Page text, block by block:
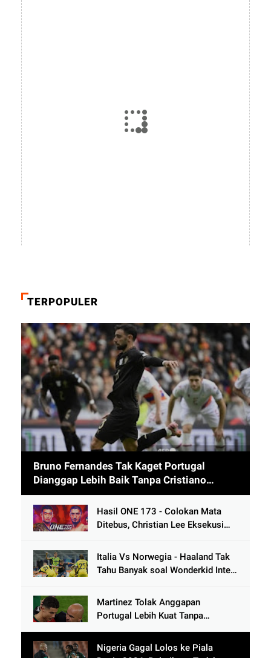
TERPOPULER
Bruno Fernandes Tak Kaget Portugal
Dianggap Lebih Baik Tanpa Cristiano
Ronaldo usai Cetak 9 Gol
Hasil ONE 173 - Colokan Mata
Ditebus, Christian Lee Eksekusi
Lutut
Italia Vs Norwegia - Haaland Tak
Tahu Banyak soal Wonderkid Inter
Martinez Tolak Anggapan
Portugal Lebih Kuat Tanpa
di Bawah Thailand
Nigeria Gagal Lolos ke Piala